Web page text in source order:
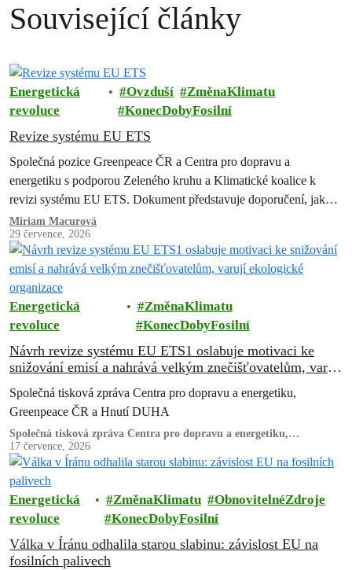
Související články
Energetická
revoluce
Ovzduší
ZměnaKlimatu
KonecDobyFosilní
Revize systému EU ETS
Společná pozice Greenpeace ČR a Centra pro dopravu a
energetiku s podporou Zeleného kruhu a Klimatické koalice k
revizi systému EU ETS. Dokument představuje doporučení, jak
zachovat a posílit systém…
Miriam Macurová
29 července, 2026
Energetická
revoluce
ZměnaKlimatu
KonecDobyFosilní
Návrh revize systému EU ETS1 oslabuje motivaci ke
snižování emisí a nahrává velkým znečišťovatelům, varují
ekologické organizace
Společná tisková zpráva Centra pro dopravu a energetiku,
Greenpeace ČR a Hnutí DUHA
Společná tisková zpráva Centra pro dopravu a energetiku,
Greenpeace ČR a Hnutí DUHA
17 července, 2026
Energetická
revoluce
ZměnaKlimatu
ObnovitelnéZdroje
KonecDobyFosilní
Válka v Íránu odhalila starou slabinu: závislost EU na
fosilních palivech